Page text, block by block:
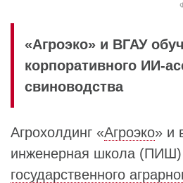
«Агроэко» и ВГАУ
корпоративного
свиноводства
Агрохолдинг «Агроэко» и
инженерная школа (ПИШ)
государственного